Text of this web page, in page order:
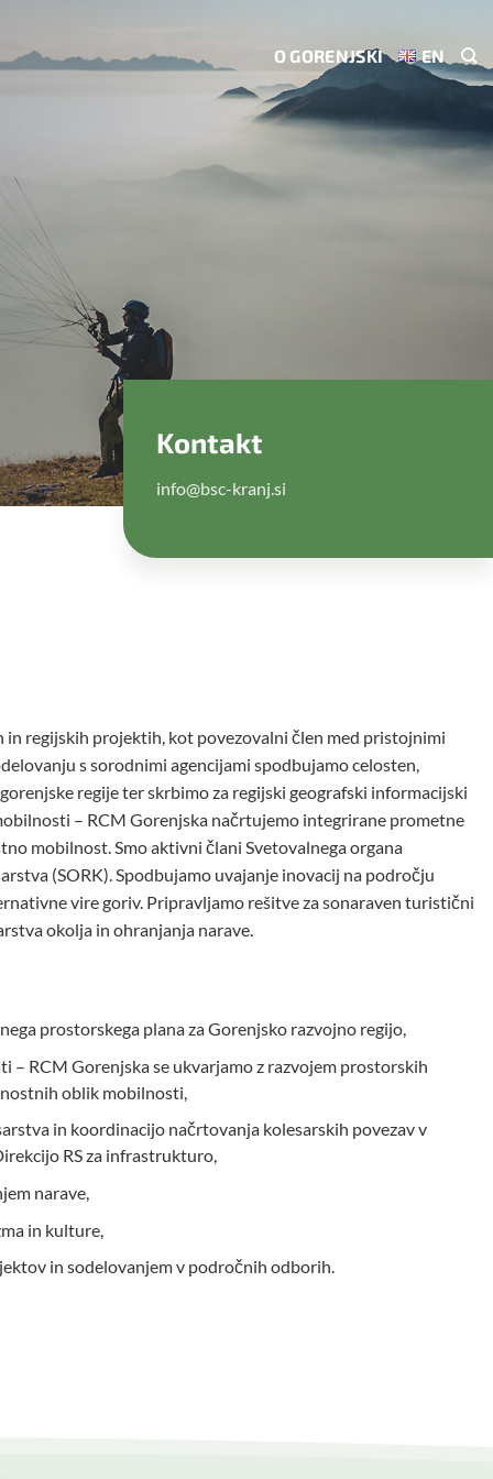
O GORENJSKI EN
Kontakt
info@bsc-kranj.si
in regijskih projektih, kot povezovalni člen med pristojnimi
s sorodnimi agencijami spodbujamo celosten,
regije ter skrbimo za regijski geografski informacijski
– RCM Gorenjska načrtujemo integrirane prometne
mobilnost. Smo aktivni člani Svetovalnega organa
(SORK). Spodbujamo uvajanje inovacij na področju
vire goriv. Pripravljamo rešitve za sonaraven turistični
okolja in ohranjanja narave.
prostorskega plana za Gorenjsko razvojno regijo,
– RCM Gorenjska se ukvarjamo z razvojem prostorskih
oblik mobilnosti,
in koordinacijo načrtovanja kolesarskih povezav v
RS za infrastrukturo,
narave,
in kulture,
in sodelovanjem v področnih odborih.